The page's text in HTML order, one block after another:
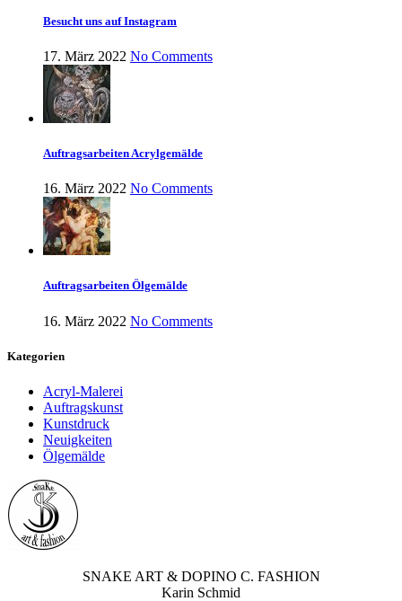
Besucht uns auf Instagram
17. März 2022 No Comments
Auftragsarbeiten Acrylgemälde
16. März 2022 No Comments
Auftragsarbeiten Ölgemälde
16. März 2022 No Comments
Kategorien
Acryl-Malerei
Auftragskunst
Kunstdruck
Neuigkeiten
Ölgemälde
SNAKE ART & DOPINO C. FASHION
Karin Schmid